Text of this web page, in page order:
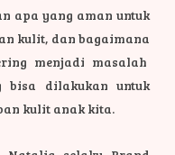
apa yang aman untuk
kulit, dan bagaimana
menjadi masalah
bisa dilakukan untuk
kulit anak kita.